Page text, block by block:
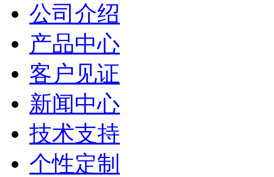
公司介绍
产品中心
客户见证
新闻中心
技术支持
个性定制